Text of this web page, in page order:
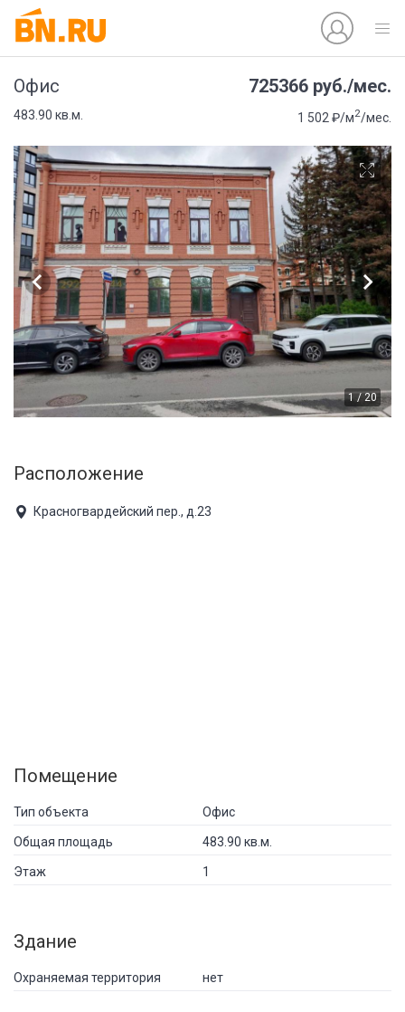
Офис 725366 руб./мес.
483.90 кв.м. 1 502 ₽/м2/мес.
1 / 20
Расположение
Красногвардейский пер., д.23
Помещение
Тип объекта Офис
Общая площадь 483.90 кв.м.
Этаж 1
Здание
Охраняемая территория нет